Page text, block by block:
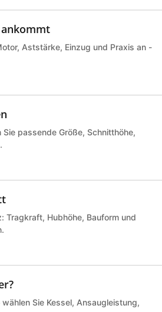
Aststärke, Einzug und Praxis an -
passende Größe, Schnitthöhe,
Tragkraft, Hubhöhe, Bauform und
Sie Kessel, Ansaugleistung,